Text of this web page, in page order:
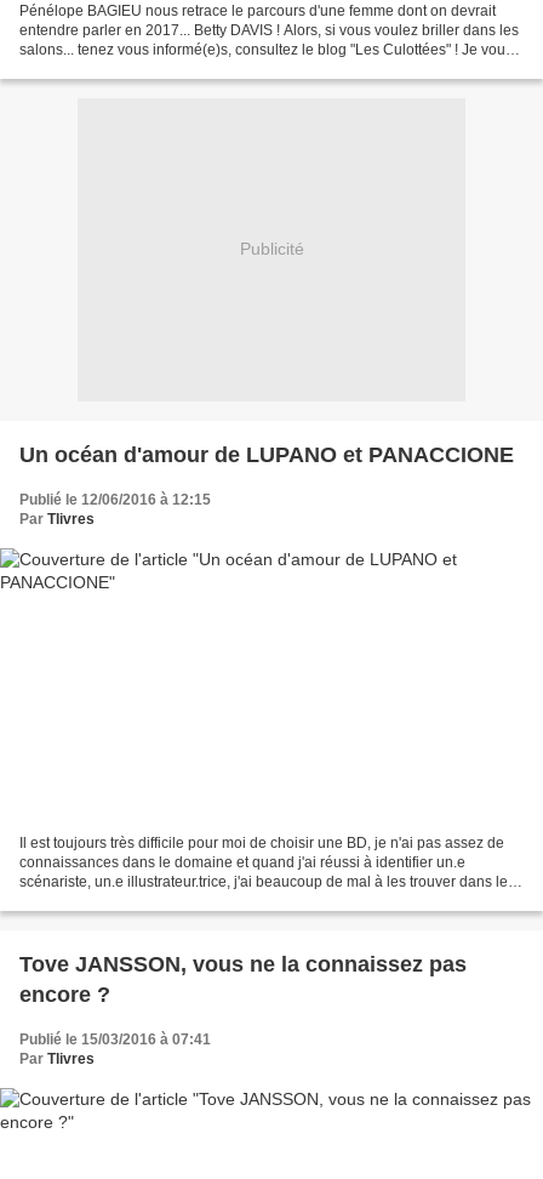
Pénélope BAGIEU nous retrace le parcours d'une femme dont on devrait
entendre parler en 2017... Betty DAVIS ! Alors, si vous voulez briller dans les
salons... tenez vous informé(e)s, consultez le blog "Les Culottées" ! Je vous
Publicité
Un océan d'amour de LUPANO et PANACCIONE
Publié le 12/06/2016 à 12:15
Par Tlivres
Il est toujours très difficile pour moi de choisir une BD, je n'ai pas assez de
connaissances dans le domaine et quand j'ai réussi à identifier un.e
scénariste, un.e illustrateur.trice, j'ai beaucoup de mal à les trouver dans les
Tove JANSSON, vous ne la connaissez pas
encore ?
Publié le 15/03/2016 à 07:41
Par Tlivres